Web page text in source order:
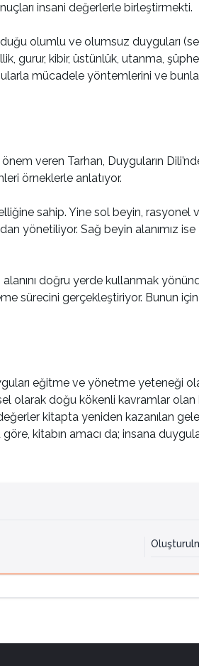
insani değerlerle birleştirmekti.
olumlu ve olumsuz duyguları
gurur, kibir, üstünlük, utanma,
mücadele yöntemlerini ve
veren Tarhan, Duyguların
örneklerle anlatıyor.
sahip. Yine sol beyin, rasyonel
yönetiliyor. Sağ beyin alanımız ise
doğru yerde kullanmak
sürecini gerçekleştiriyor. Bunun
eğitme ve yönetme yeteneği
olarak doğu kökenli kavramlar
kitapta yeniden kazanılan
kitabın amacı da; insana